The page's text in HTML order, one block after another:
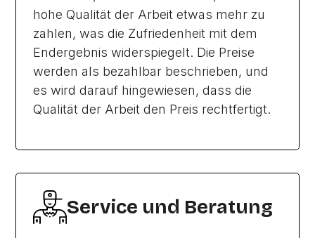
hohe Qualität der Arbeit etwas mehr zu
zahlen, was die Zufriedenheit mit dem
Endergebnis widerspiegelt. Die Preise
werden als bezahlbar beschrieben, und
es wird darauf hingewiesen, dass die
Qualität der Arbeit den Preis rechtfertigt.
Service und Beratung